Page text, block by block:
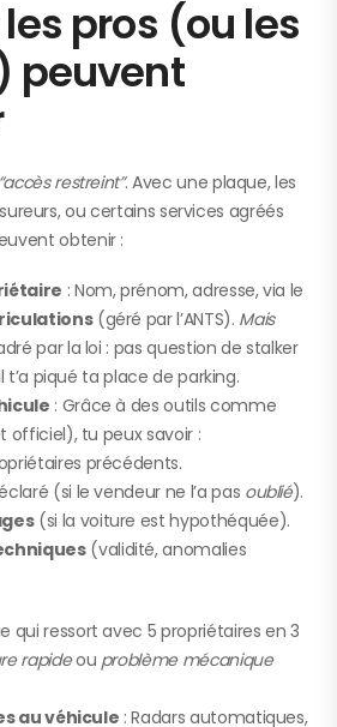
pros (ou les
peuvent
“accès restreint”. Avec une plaque, les
ou certains services agréés
obtenir :
: Nom, prénom, adresse, via le
(géré par l’ANTS). Mais
par la loi : pas question de stalker
t’a piqué ta place de parking.
: Grâce à des outils comme
tu peux savoir :
précédents.
(si le vendeur ne l’a pas oublié).
(si la voiture est hypothéquée).
(validité, anomalies
qui ressort avec 5 propriétaires en 3
rapideou problème mécanique
au véhicule : Radars automatiques,